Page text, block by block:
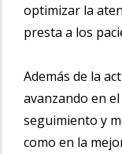
optimizar la
presta a los
Además de la
avanzando en
seguimiento y
como en la